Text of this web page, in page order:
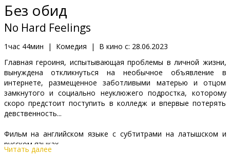
Клуб
Без обид
No Hard Feelings
1час 44мин | Комедия | В кино с: 28.06.2023
Главная героиня, испытывающая проблемы в личной жизни,
вынуждена откликнуться на необычное объявление в
интернете, размещенное заботливыми матерью и отцом
замкнутого и социально неуклюжего подростка, которому
скоро предстоит поступить в колледж и впервые потерять
девственность...
Фильм на английском языке с субтитрами на латышском и
русском языках.
Читать далее